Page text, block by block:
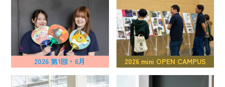
2026 第1回・6月 2026 mini OPEN CAMPUS